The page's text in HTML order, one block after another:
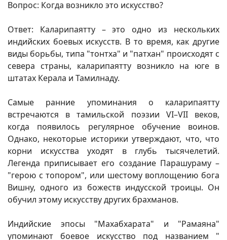
Вопрос: Когда возникло это искусство?
Ответ: Каларипаятту – это одно из нескольких
индийских боевых искусств. В то время, как другие
виды борьбы, типа "тонтха" и "патхан" происходят с
севера страны, каларипаятту возникло на юге в
штатах Керала и Тамилнаду.
Самые ранние упоминания о каларипаятту
встречаются в тамильской поэзии VI–VII веков,
когда появилось регулярное обучение воинов.
Однако, некоторые историки утверждают, что, что
корни искусства уходят в глубь тысячелетий.
Легенда приписывает его создание Парашураму –
"герою с топором", или шестому воплощению бога
Вишну, одного из божеств индусской троицы. Он
обучил этому искусству других брахманов.
Индийские эпосы "Махабхарата" и "Рамаяна"
упоминают боевое искусство под названием "